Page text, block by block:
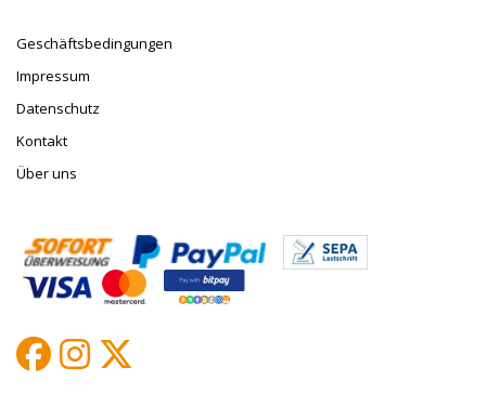
Geschäftsbedingungen
Impressum
Datenschutz
Kontakt
Über uns